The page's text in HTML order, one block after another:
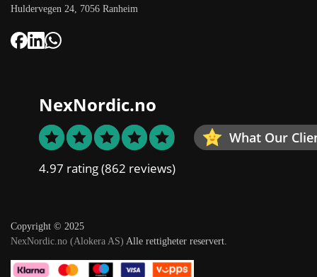
Huldervegen 24, 7056 Ranheim
NexNordic.no
What Our
4.97 rating(862 reviews)
Copyright © 2025
NexNordic.no (Alokera AS) Alle rettigheter reservert.